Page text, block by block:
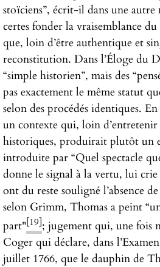
stoïciens”, écrit-il dans une autre
certes fonder la vraisemblance du
que, loin d’être authentique et
reconstitution. Dans l’Éloge du
“simple historien”, mais des
pas exactement le même statut
selon des procédés identiques.
un contexte qui, loin
historiques, produirait plutôt un
introduite par “Quel spectacle
donne le signal à la vertu, lui
ont du reste souligné l’absence
selon Grimm, Thomas a peint
part"[19]; jugement qui, une fois
Coger qui déclare, dans
juillet 1766, que le dauphin de